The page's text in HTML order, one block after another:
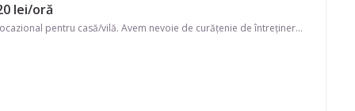
lei/oră
Caut menajeră pe strada Soseaua Bucuresti-Targoviste. Disponibilă în weekend, program ocazional pentru casă/vilă. Avem nevoie de curățenie de întreținere, curățenie bucătărie, curățenie geamuri și curățenie baie. Preferăm pe cineva cu echipament propriu.